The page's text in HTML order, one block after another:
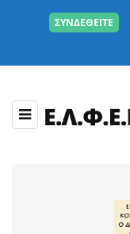
ΣΥΝΔΕΘΕΙΤΕ